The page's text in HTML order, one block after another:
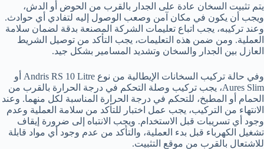
يتم تثبيت السخان عادة على الجدار بالقرب من الحوض أو الدش،
ويجب أن يكون في مكان آمن وصعب الوصول إليه لتفادي أي حوادث.
وعند تركيبه، يجب اتباع تعليمات الشركة المصنعة بدقة لضمان سلامة
العملية. ومن ضمن هذه التعليمات، يجب التأكد من توصيل الشريط
العازل بين الجدار والسخان وتشديد المسامير بشكل جيد.
وفي حالة تركيب السخانات الإيطالية من نوع Andris RS 10 Litre أو
Aures Slim، يجب تركيب وصلة التحكم في درجة الحرارة بالقرب من
الحمام أو المطبخ، للتحكم في درجة الحرارة المناسبة لكل منهما. وعند
الانتهاء من التركيب، يجب عمل اختبار للتأكد من سلامة العملية وعدم
وجود أي تسريبات قبل الاستخدام. ويجب الانتباه إلى ضرورة إيقاف
تشغيل الكهرباء قبل بدء العملية، والتأكد من عدم وجود أي مواد قابلة
للاشتعال بالقرب من موقع التثبيت.